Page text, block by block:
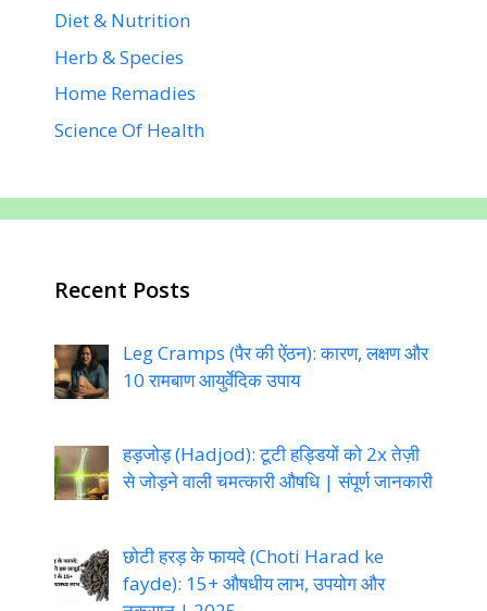
Diet & Nutrition
Herb & Species
Home Remadies
Science Of Health
Recent Posts
Leg Cramps (पैर की ऐंठन): कारण, लक्षण और
10 रामबाण आयुर्वेदिक उपाय
हड़जोड़ (Hadjod): टूटी हड्डियों को 2x तेज़ी
से जोड़ने वाली चमत्कारी औषधि | संपूर्ण जानकारी
छोटी हरड़ के फायदे (Choti Harad ke
fayde): 15+ औषधीय लाभ, उपयोग और